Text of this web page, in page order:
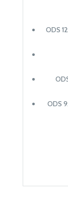
ODS
ODS